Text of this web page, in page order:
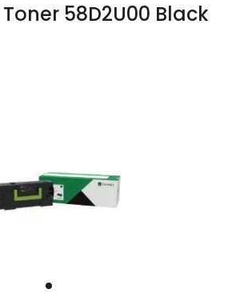
58D2U00 Black